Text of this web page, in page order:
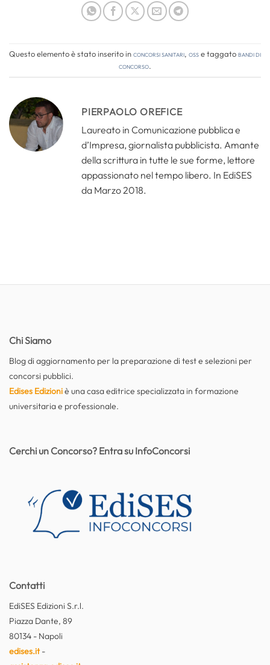
Questo elemento è stato inserito inConcorsi Sanitari, OSSe taggatobandi di
concorso.
PIERPAOLO OREFICE
Laureato in Comunicazione pubblica e
d’Impresa, giornalista pubblicista. Amante
della scrittura in tutte le sue forme, lettore
appassionato nel tempo libero. In EdiSES
da Marzo 2018.
Chi Siamo
Blog di aggiornamento per la preparazione di test e selezioni per
concorsi pubblici.
Edises Edizioniè una casa editrice specializzata in formazione
universitaria e professionale.
Contatti
EdiSES Edizioni S.r.l.
Piazza Dante, 89
80134 - Napoli
edises.it-
Cerchi un Concorso? Entra su InfoConcorsi